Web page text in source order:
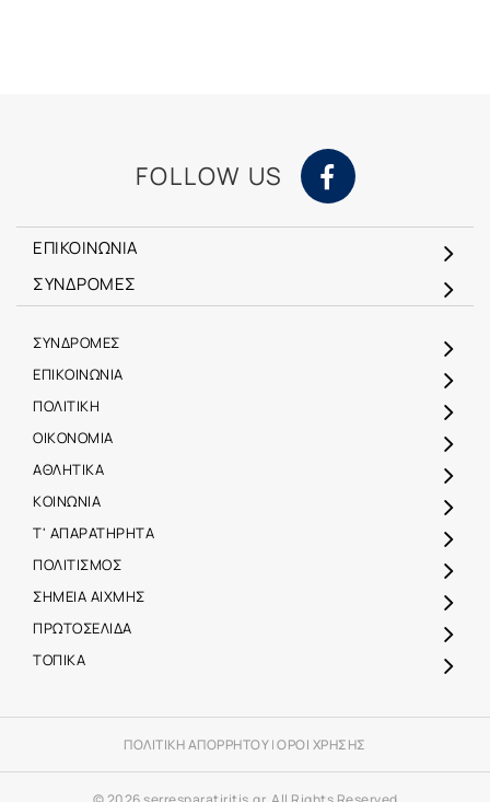
FOLLOW US
ΕΠΙΚΟΙΝΩΝΙΑ
ΣΥΝΔΡΟΜΕΣ
ΣΥΝΔΡΟΜΕΣ
ΕΠΙΚΟΙΝΩΝΙΑ
ΠΟΛΙΤΙΚΗ
ΟΙΚΟΝΟΜΙΑ
ΑΘΛΗΤΙΚΑ
ΚΟΙΝΩΝΙΑ
Τ' ΑΠΑΡΑΤΗΡΗΤΑ
ΠΟΛΙΤΙΣΜΟΣ
ΣΗΜΕΙΑ ΑΙΧΜΗΣ
ΠΡΩΤΟΣΕΛΙΔΑ
ΤΟΠΙΚΑ
ΠΟΛΙΤΙΚΗ ΑΠΟΡΡΗΤΟΥ|ΟΡΟΙ ΧΡΗΣΗΣ